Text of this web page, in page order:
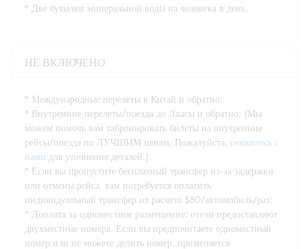
* Две бутылки минеральной воды на человека в день.
НЕ ВКЛЮЧЕНО
* Международные перелеты в Китай и обратно;
* Внутренние перелеты/поезда до Лхасы и обратно; (Мы
можем помочь вам забронировать билеты на внутренние
рейсы/поезда по ЛУЧШИМ ценам. Пожалуйста, свяжитесь с
нами для уточнения деталей.);
* Если вы пропустите бесплатный трансфер из-за задержки
или отмены рейса, вам потребуется оплатить
индивидуальный трансфер из расчета $80/автомобиль/раз;
* Доплата за одноместное размещение: отели предоставляют
двухместные номера. Если вы предпочитаете одноместный
номер или не можете делить номер, применяется